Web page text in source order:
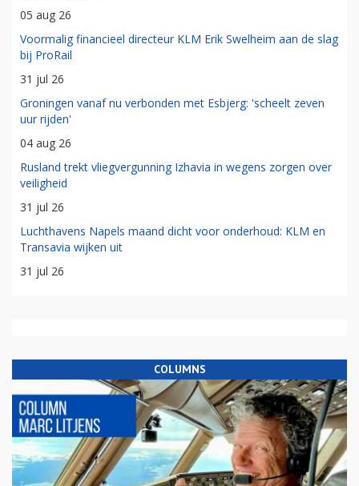
05 aug 26
Voormalig financieel directeur KLM Erik Swelheim aan de slag
bij ProRail
31 jul 26
Groningen vanaf nu verbonden met Esbjerg: 'scheelt zeven
uur rijden'
04 aug 26
Rusland trekt vliegvergunning Izhavia in wegens zorgen over
veiligheid
31 jul 26
Luchthavens Napels maand dicht voor onderhoud: KLM en
Transavia wijken uit
31 jul 26
COLUMNS